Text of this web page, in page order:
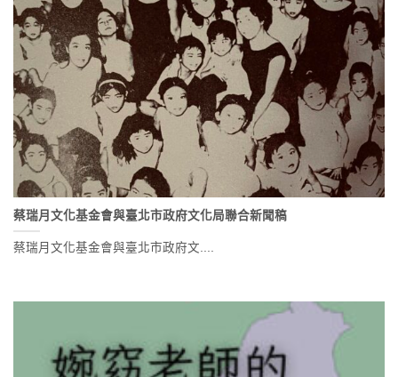
蔡瑞月文化基金會與臺北市政府文化局聯合新聞稿
蔡瑞月文化基金會與臺北市政府文....